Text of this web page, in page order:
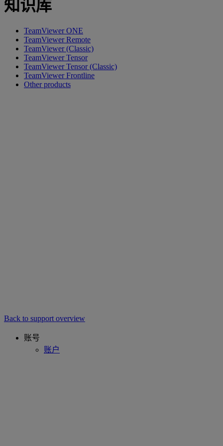
知识库
TeamViewer ONE
TeamViewer Remote
TeamViewer (Classic)
TeamViewer Tensor
TeamViewer Tensor (Classic)
TeamViewer Frontline
Other products
Back to support overview
账号
账户